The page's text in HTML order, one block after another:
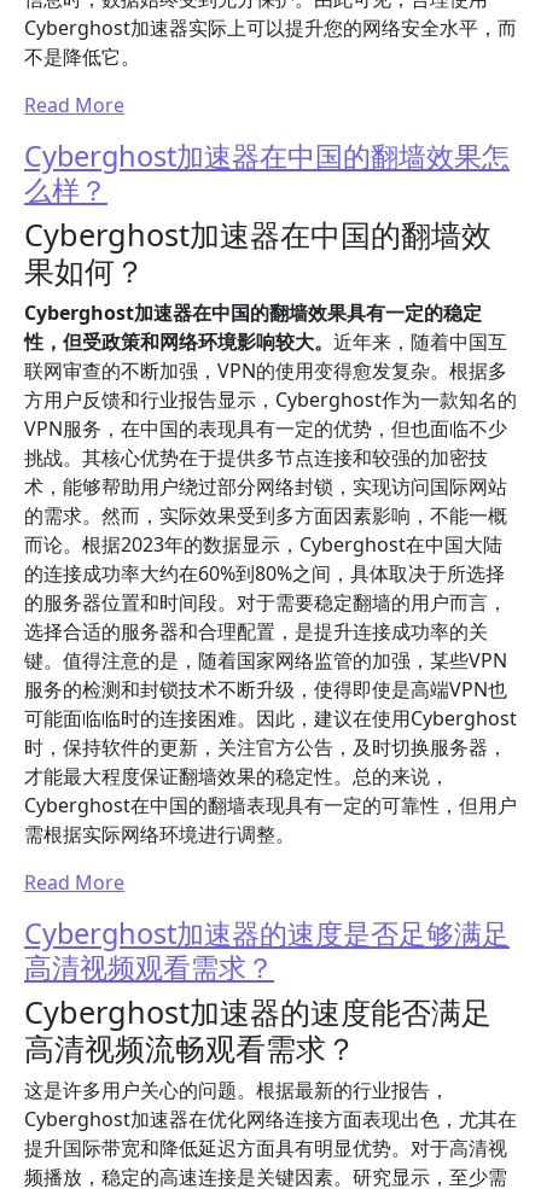
Cyberghost加速器实际上可以提升您的网络安全水平，而
不是降低它。
Read More
Cyberghost加速器在中国的翻墙效果怎
么样？
Cyberghost加速器在中国的翻墙效
果如何？
Cyberghost加速器在中国的翻墙效果具有一定的稳定
性，但受政策和网络环境影响较大。 近年来，随着中国互
联网审查的不断加强，VPN的使用变得愈发复杂。根据多
方用户反馈和行业报告显示，Cyberghost作为一款知名的
VPN服务，在中国的表现具有一定的优势，但也面临不少
挑战。其核心优势在于提供多节点连接和较强的加密技
术，能够帮助用户绕过部分网络封锁，实现访问国际网站
的需求。然而，实际效果受到多方面因素影响，不能一概
而论。根据2023年的数据显示，Cyberghost在中国大陆
的连接成功率大约在60%到80%之间，具体取决于所选择
的服务器位置和时间段。对于需要稳定翻墙的用户而言，
选择合适的服务器和合理配置，是提升连接成功率的关
键。值得注意的是，随着国家网络监管的加强，某些VPN
服务的检测和封锁技术不断升级，使得即使是高端VPN也
可能面临临时的连接困难。因此，建议在使用Cyberghost
时，保持软件的更新，关注官方公告，及时切换服务器，
才能最大程度保证翻墙效果的稳定性。总的来说，
Cyberghost在中国的翻墙表现具有一定的可靠性，但用户
需根据实际网络环境进行调整。
Read More
Cyberghost加速器的速度是否足够满足
高清视频观看需求？
Cyberghost加速器的速度能否满足
高清视频流畅观看需求？
这是许多用户关心的问题。根据最新的行业报告，
Cyberghost加速器在优化网络连接方面表现出色，尤其在
提升国际带宽和降低延迟方面具有明显优势。对于高清视
频播放，稳定的高速连接是关键因素。研究显示，至少需